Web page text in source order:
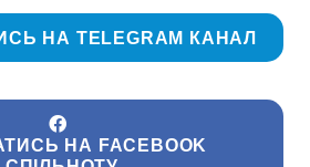
НА TELEGRAM КАНАЛ
НА FACEBOOK